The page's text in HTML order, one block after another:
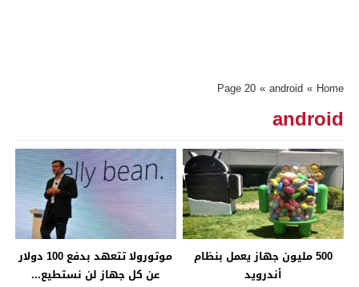
Home
»
android
»
Page 20
android
500 مليون جهاز يعمل بنظام
أندرويد
موتورولا تتعهد بدفع 100 دولار
عن كل جهاز لن نستطيع...